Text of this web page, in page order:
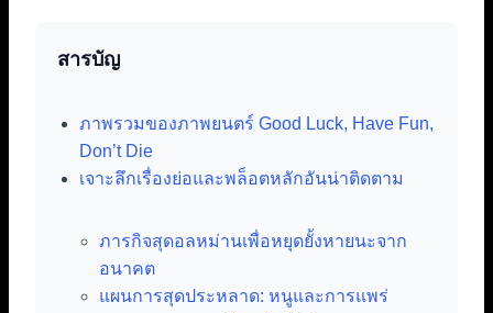
สารบัญ
ภาพรวมของภาพยนตร์ Good Luck, Have Fun,
Don’t Die
เจาะลึกเรื่องย่อและพล็อตหลักอันน่าติดตาม
ภารกิจสุดอลหม่านเพื่อหยุดยั้งหายนะจาก
อนาคต
แผนการสุดประหลาด: หนูและการแพร่